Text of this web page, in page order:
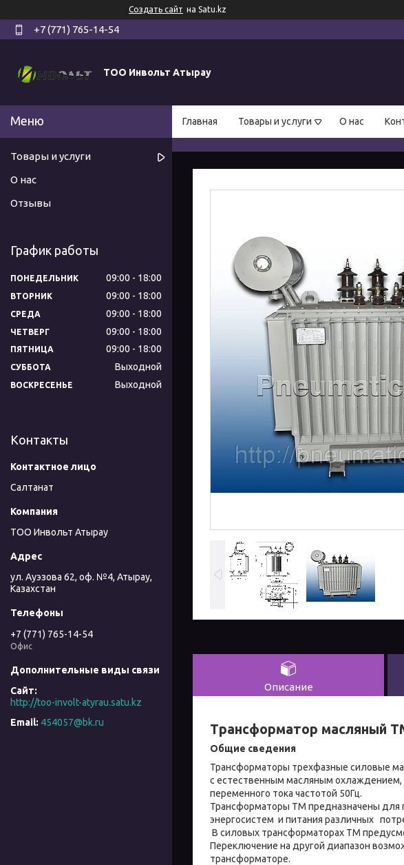
Создать сайт на Satu.kz
+7 (771) 765-14-54
ТОО Инвольт Атырау
Главная Товары и услуги О нас
Описание
Трансформатор масляный
Общие сведения
Трансформаторы трехфазные силовые
с естественным масляным
переменного тока частотой 50Гц.
Трансформаторы ТМ предназначены для
энергосистем и питания различных
В силовых трансформаторах ТМ
Переключение на другой диапазон
трансформаторе.
Товары и услуги
О нас
Отзывы
График работы
ПОНЕДЕЛЬНИК 09:00 18:00
ВТОРНИК 09:00 18:00
СРЕДА 09:00 18:00
ЧЕТВЕРГ 09:00 18:00
ПЯТНИЦА 09:00 18:00
СУББОТА Выходной
ВОСКРЕСЕНЬЕ Выходной
Контакты
Салтанат
ТОО Инвольт Атырау
ул. Ауэзова 62, оф. №4, Атырау,
Казахстан
+7 (771) 765-14-54
Офис
http://too-involt-atyrau.satu.kz
454057@bk.ru